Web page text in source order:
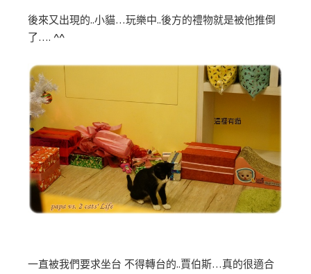
後來又出現的..小貓…玩樂中..後方的禮物就是被他推倒
了…. ^^
一直被我們要求坐台 不得轉台的..賈伯斯…真的很適合